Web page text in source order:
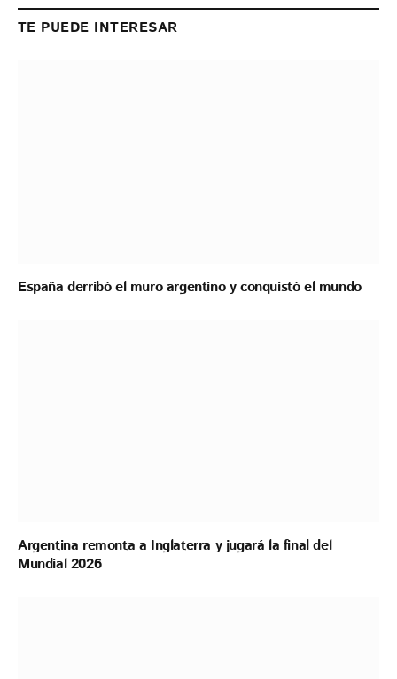
TE PUEDE INTERESAR
España derribó el muro argentino y conquistó el mundo
Argentina remonta a Inglaterra y jugará la final del
Mundial 2026